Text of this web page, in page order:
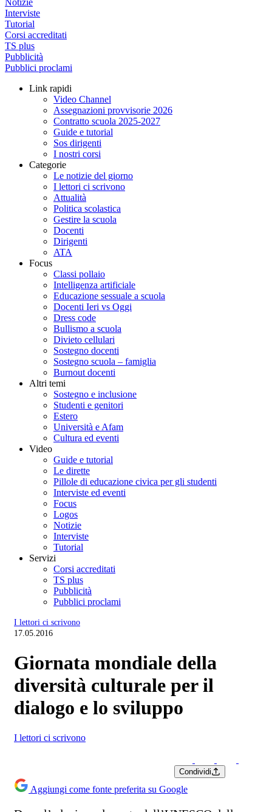
Notizie
Interviste
Tutorial
Corsi accreditati
TS plus
Pubblicità
Pubblici proclami
Link rapidi
Video Channel
Assegnazioni provvisorie 2026
Contratto scuola 2025-2027
Guide e tutorial
Sos dirigenti
I nostri corsi
Categorie
Le notizie del giorno
I lettori ci scrivono
Attualità
Politica scolastica
Gestire la scuola
Docenti
Dirigenti
ATA
Focus
Classi pollaio
Intelligenza artificiale
Educazione sessuale a scuola
Docenti Ieri vs Oggi
Dress code
Bullismo a scuola
Divieto cellulari
Sostegno docenti
Sostegno scuola – famiglia
Burnout docenti
Altri temi
Sostegno e inclusione
Studenti e genitori
Estero
Università e Afam
Cultura ed eventi
Video
Guide e tutorial
Le dirette
Pillole di educazione civica per gli studenti
Interviste ed eventi
Focus
Logos
Notizie
Interviste
Tutorial
Servizi
Corsi accreditati
TS plus
Pubblicità
Pubblici proclami
I lettori ci scrivono
17.05.2016
Giornata mondiale della
diversità culturale per il
dialogo e lo sviluppo
I lettori ci scrivono
Condividi
Aggiungi come fonte preferita su Google